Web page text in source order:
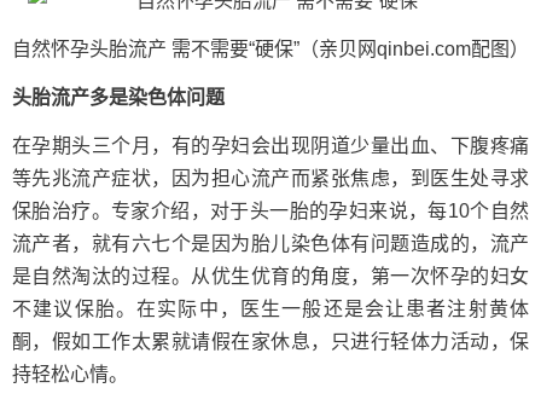
自然怀孕头胎流产 需不需要“硬保” （亲贝网qinbei.com配图）
头胎流产多是染色体问题
在孕期头三个月，有的孕妇会出现阴道少量出血、下腹疼痛
等先兆流产症状，因为担心流产而紧张焦虑，到医生处寻求
保胎治疗。专家介绍，对于头一胎的孕妇来说，每10个自然
流产者，就有六七个是因为胎儿染色体有问题造成的，流产
是自然淘汰的过程。从优生优育的角度，第一次怀孕的妇女
不建议保胎。在实际中，医生一般还是会让患者注射黄体
酮，假如工作太累就请假在家休息，只进行轻体力活动，保
持轻松心情。